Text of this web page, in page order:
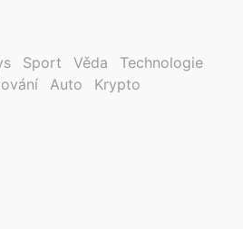
Sport Věda
Technologie
Auto Krypto